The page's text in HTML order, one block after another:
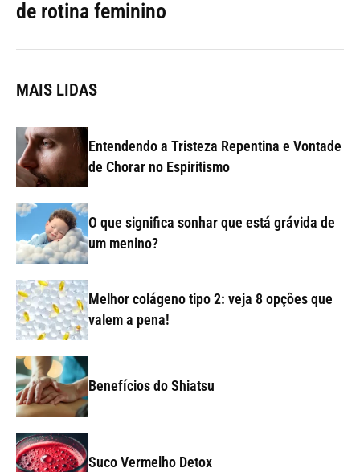
de rotina feminino
MAIS LIDAS
Entendendo a Tristeza Repentina e Vontade
de Chorar no Espiritismo
O que significa sonhar que está grávida de
um menino?
Melhor colágeno tipo 2: veja 8 opções que
valem a pena!
Benefícios do Shiatsu
Suco Vermelho Detox